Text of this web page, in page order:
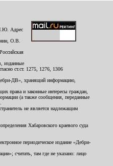
Адрес
О.В.
изданные
ст.ст. 1275, 1276, 1306
ДВ», хранящий информацию,
права и законные интересы граждан,
(а также сообщения, переданные
не является надлежащим
Хабаровского краевого суда
периодическое издание «Дебри-
считать, там где не указано: лицо